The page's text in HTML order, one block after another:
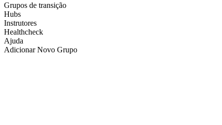
Grupos de transição
Hubs
Instrutores
Healthcheck
Ajuda
Adicionar Novo Grupo